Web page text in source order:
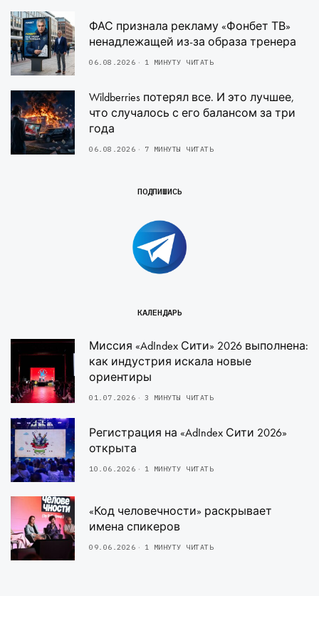
ФАС признала рекламу «Фонбет ТВ»
ненадлежащей из-за образа тренера
06.08.2026 1 МИНУТУ ЧИТАТЬ
Wildberries потерял все. И это лучшее,
что случалось с его балансом за три
года
06.08.2026 7 МИНУТЫ ЧИТАТЬ
ПОДПИШИСЬ
КАЛЕНДАРЬ
Миссия «AdIndex Сити» 2026 выполнена:
как индустрия искала новые
ориентиры
01.07.2026 3 МИНУТЫ ЧИТАТЬ
Регистрация на «AdIndex Сити 2026»
открыта
10.06.2026 1 МИНУТУ ЧИТАТЬ
«Код человечности» раскрывает
имена спикеров
09.06.2026 1 МИНУТУ ЧИТАТЬ